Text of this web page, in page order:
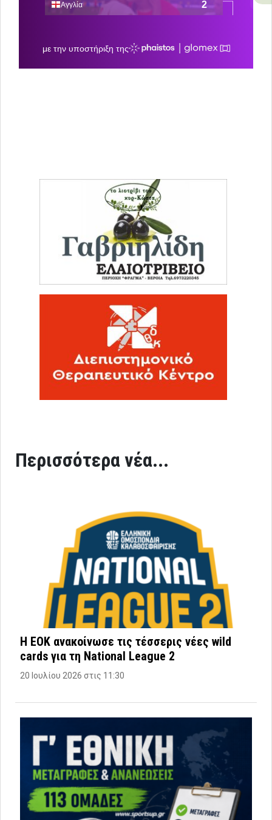
Περισσότερα νέα...
Η ΕΟΚ ανακοίνωσε τις τέσσερις νέες wild
cards για τη National League 2
20 Ιουλίου 2026 στις 11:30